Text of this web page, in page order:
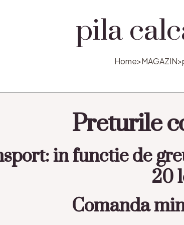
pilaHome>MAGAZIN>
Preturile
in functie de20
Comanda